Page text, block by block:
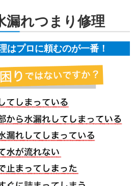
漏れつまり修理
はプロに頼むのが一番！